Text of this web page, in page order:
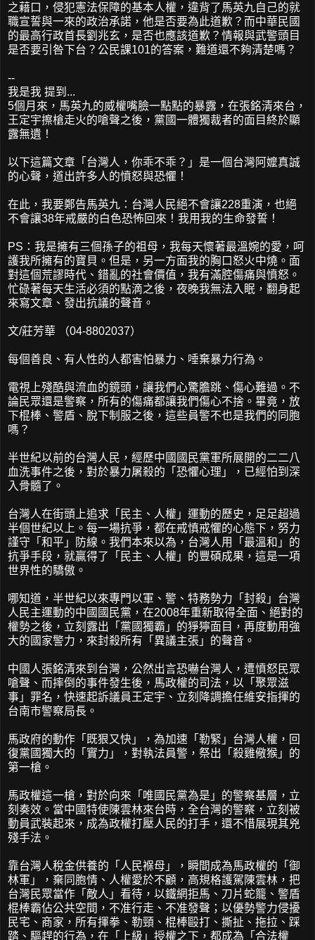
之藉口，侵犯憲法保障的基本人權，違背了馬英九自己的就
職宣誓與一來的政治承諾，他是否要為此道歉？而中華民國
的最高行政首長劉兆玄，是否也應該道歉？情報與武警頭目
是否要引咎下台？公民課101的答案，難道還不夠清楚嗎？
--
我是我 提到...
5個月來，馬英九的威權嘴臉一點點的暴露，在張銘清來台，
王定宇擦槍走火的嗆聲之後，黨國一體獨裁者的面目終於顯
露無遺！
以下這篇文章「台灣人，你乖不乖？」是一個台灣阿嬤真誠
的心聲，道出許多人的憤怒與恐懼！
在此，我要鄭告馬英九：台灣人民絕不會讓228重演，也絕
不會讓38年戒嚴的白色恐怖回來！我用我的生命發誓！
PS：我是擁有三個孫子的祖母，我每天懷著最溫婉的愛，呵
護我所擁有的寶貝。但是，另一方面我的胸口怒火中燒。面
對這個荒謬時代、錯亂的社會價值，我有滿腔傷痛與憤怒。
忙碌著每天生活必須的點滴之後，夜晚我無法入眠，翻身起
來寫文章、發出抗議的聲音。
文/莊芳華 （04-8802037）
每個善良、有人性的人都害怕暴力、唾棄暴力行為。
電視上殘酷與流血的鏡頭，讓我們心驚膽跳、傷心難過。不
論民眾還是警察，所有的傷痛都讓我們傷心不捨。畢竟，放
下棍棒、警盾、脫下制服之後，這些員警不也是我們的同胞
嗎？
半世紀以前的台灣人民，經歷中國國民黨軍所展開的二二八
血洗事件之後，對於暴力屠殺的「恐懼心理」，已經怕到深
入骨髓了。
台灣人在街頭上追求「民主、人權」運動的歷史，足足超過
半個世紀以上。每一場抗爭，都在戒慎戒懼的心態下，努力
謹守「和平」防線。我們本來以為，台灣人用「最溫和」的
抗爭手段，就贏得了「民主、人權」的豐碩成果，這是一項
世界性的驕傲。
哪知道，半世紀以來專門以軍、警、特務勢力「封殺」台灣
人民主運動的中國國民黨，在2008年重新取得全面、絕對的
權勢之後，立刻露出「黨國獨霸」的猙獰面目，再度動用強
大的國家警力，來封殺所有「異議主張」的聲音。
中國人張銘清來到台灣，公然出言恐嚇台灣人，遭憤怒民眾
嗆聲、而摔倒的事件發生後，馬政權的司法，以「聚眾滋
事」罪名，快速起訴議員王定宇、立刻降調擔任維安指揮的
台南市警察局長。
馬政府的動作「既狠又快」，為加速「勒緊」台灣人權，回
復黨國獨大的「實力」，對執法員警，祭出「殺雞儆猴」的
第一槍。
馬政權這一槍，對於向來「唯國民黨為是」的警察基層，立
刻奏效。當中國特使陳雲林來台時，全台灣的警察，立刻被
動員武裝起來，成為政權打壓人民的打手，還不惜展現其兇
殘手法。
靠台灣人稅金供養的「人民褓母」，瞬間成為馬政權的「御
林軍」，棄同胞情、人權愛於不顧，高規格護駕陳雲林，把
台灣民眾當作「敵人」看待，以鐵網拒馬、刀片蛇籠、警盾
棍棒霸佔公共空間，不准行走、不准發聲；以優勢警力侵擾
民宅、商家，所有揮拳、勒頸、棍棒毆打、撕扯、拖拉、踩
踏、驅趕的行為，在「上級」授權之下，都成為「合法權